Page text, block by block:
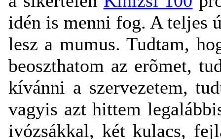
idén is menni fog. A teljes
lesz a mumus. Tudtam,
beoszthatom az erõmet,
kívánni a szervezetem,
vagyis azt hittem
ivózsákkal, két kulacs,